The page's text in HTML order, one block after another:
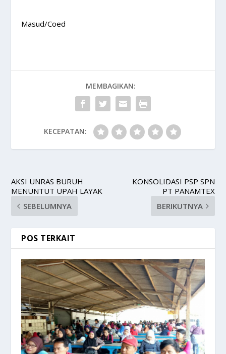
Masud/Coed
MEMBAGIKAN:
KECEPATAN:
AKSI UNRAS BURUH
MENUNTUT UPAH LAYAK
SEBELUMNYA
KONSOLIDASI PSP SPN
PT PANAMTEX
BERIKUTNYA
POS TERKAIT